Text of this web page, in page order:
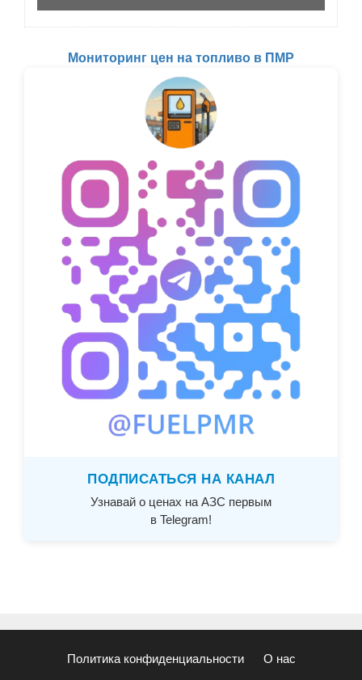
Мониторинг цен на топливо в ПМР
ПОДПИСАТЬСЯ НА КАНАЛ
Узнавай о ценах на АЗС первым
в Telegram!
Политика конфиденциальности О нас